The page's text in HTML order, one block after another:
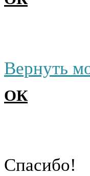
Вернуть
ОК
Cпасибо!